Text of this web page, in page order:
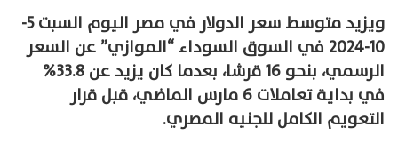
ويزيد متوسط سعر الدولار في مصر اليوم السبت 5-
10-2024 في السوق السوداء “الموازي” عن السعر
الرسمي، بنحو 16 قرشا، بعدما كان يزيد عن 33.8%
في بداية تعاملات 6 مارس الماضي، قبل قرار
التعويم الكامل للجنيه المصري.